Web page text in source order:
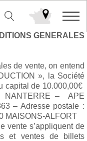
GENERALES
de vente, on entend
», la Société
capital de 10.000,00€
NANTERRE – APE
– Adresse postale :
MAISONS-ALFORT
vente s’appliquent de
et ventes de billets